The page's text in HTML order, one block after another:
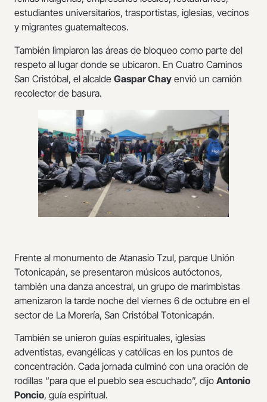
estudiantes universitarios, trasportistas, iglesias, vecinos
y migrantes guatemaltecos.
También limpiaron las áreas de bloqueo como parte del
respeto al lugar donde se ubicaron. En Cuatro Caminos
San Cristóbal, el alcalde Gaspar Chay envió un camión
recolector de basura.
Frente al monumento de Atanasio Tzul, parque Unión
Totonicapán, se presentaron músicos autóctonos,
también una danza ancestral, un grupo de marimbistas
amenizaron la tarde noche del viernes 6 de octubre en el
sector de La Morería, San Cristóbal Totonicapán.
También se unieron guías espirituales, iglesias
adventistas, evangélicas y católicas en los puntos de
concentración. Cada jornada culminó con una oración de
rodillas “para que el pueblo sea escuchado”, dijo Antonio
Poncio, guía espiritual.